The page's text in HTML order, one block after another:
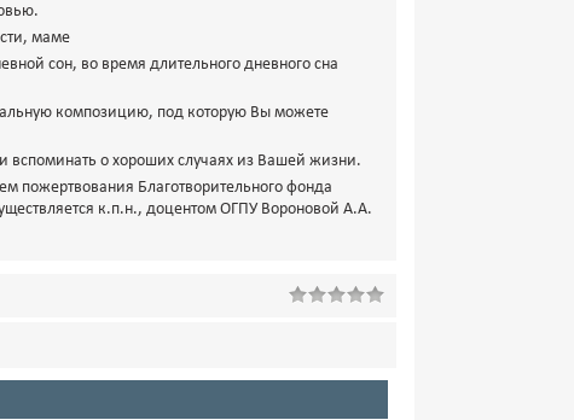
маме
сон, во время длительного дневного сна
композицию, под которую Вы можете
вспоминать о хороших случаях из Вашей жизни.
пожертвования Благотворительного фонда
к.п.н., доцентом ОГПУ Вороновой А.А.